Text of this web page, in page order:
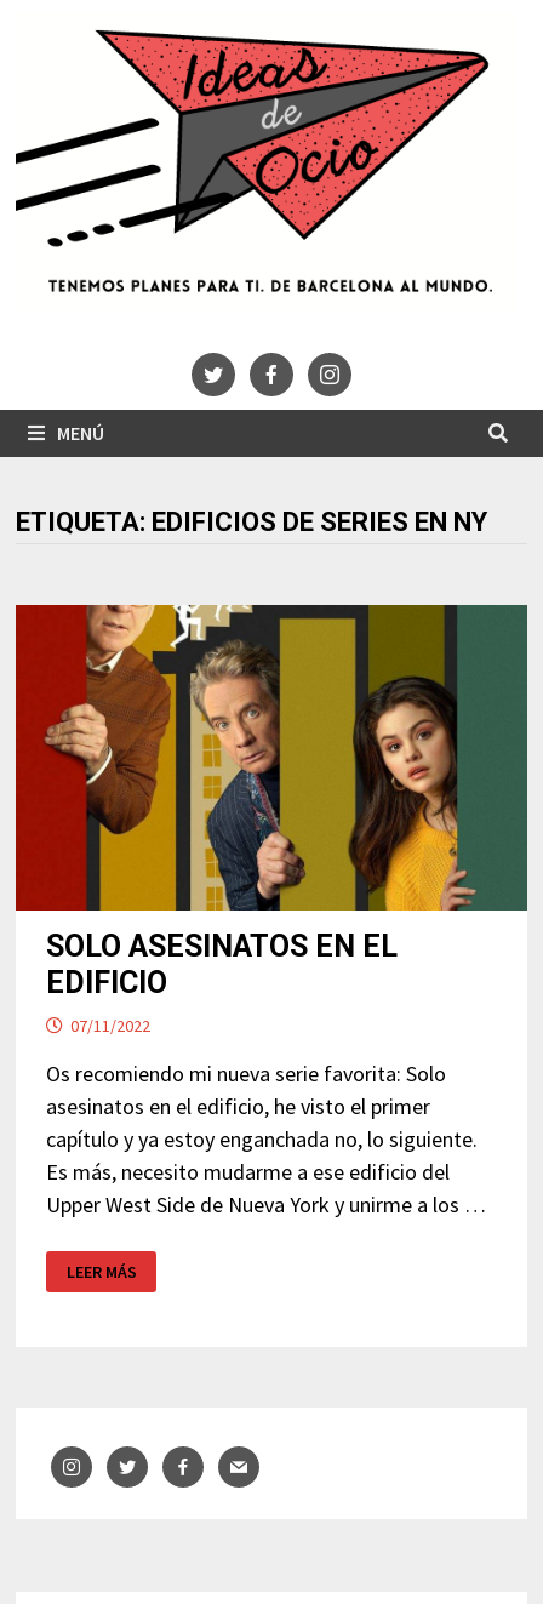
MENÚ
ETIQUETA: EDIFICIOS DE SERIES EN NY
SOLO ASESINATOS EN EL
EDIFICIO
07/11/2022
Os recomiendo mi nueva serie favorita: Solo
asesinatos en el edificio, he visto el primer
capítulo y ya estoy enganchada no, lo siguiente.
Es más, necesito mudarme a ese edificio del
Upper West Side de Nueva York y unirme a los …
ASESINATOS
EN
LEER MÁS